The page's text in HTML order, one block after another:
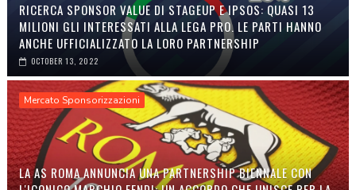
RICERCA SPONSOR VALUE DI STAGEUP E IPSOS: QUASI 13
MILIONI GLI INTERESSATI ALLA LEGA PRO. LE PARTI HANNO
ANCHE UFFICIALIZZATO LA LORO PARTNERSHIP
OCTOBER 13, 2022
Mercato Sponsorizzazioni
LA AS ROMA ANNUNCIA UNA PARTNERSHIP BIENNALE CON